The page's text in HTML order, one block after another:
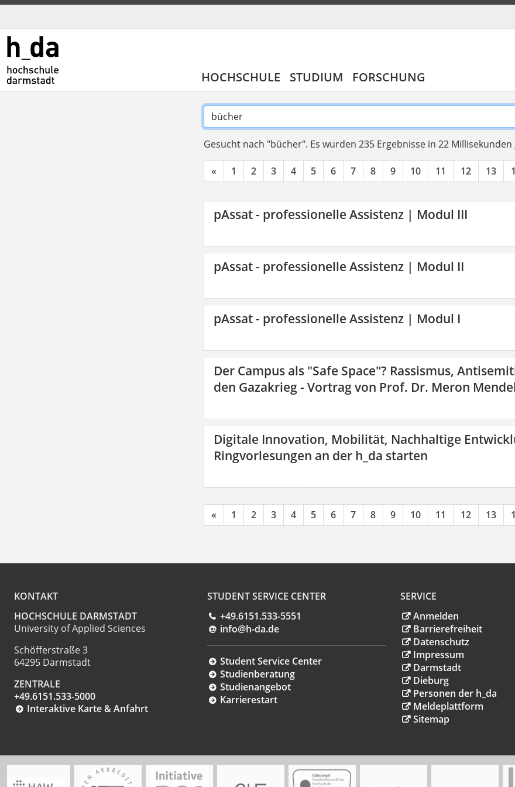
HOCHSCHULE STUDIUM FORSCHUNG
Gesucht nach "bücher". Es wurden 235 Ergebnisse in 22
« 1 2 3 4 5 6 7 8 9 10 11 12 13
pAssat - professionelle Assistenz | Modul III
pAssat - professionelle Assistenz | Modul II
pAssat - professionelle Assistenz | Modul I
Der Campus als "Safe Space"? Rassismus,
den Gazakrieg - Vortrag von Prof. Dr. Meron
Digitale Innovation, Mobilität, Nachhaltige
Ringvorlesungen an der h_da starten
« 1 2 3 4 5 6 7 8 9 10 11 12 13
KONTAKT
HOCHSCHULE DARMSTADT
University of Applied Sciences
Schöfferstraße 3
64295 Darmstadt
ZENTRALE
+49.6151.533-5000
Interaktive Karte & Anfahrt
STUDENT SERVICE CENTER
+49.6151.533-5551
info@h-da.de
Student Service Center
Studienberatung
Studienangebot
Karrierestart
SERVICE
Anmelden
Barrierefreiheit
Datenschutz
Impressum
Darmstadt
Dieburg
Personen der h_da
Meldeplattform
Sitemap